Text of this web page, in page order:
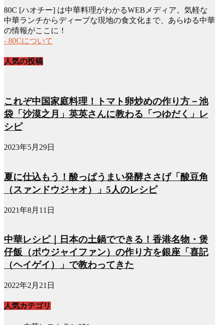
カ
イ
ブ
80C [ハオチー] は中華料理がわかるWEBメディア。気軽な
中華ランチからディープな現地の食文化まで、あらゆる中華
の情報がここに！
- 80Cについて
人気の投稿
これぞ中国家庭料理！トマト卵炒めの作り方－池
袋「沙漠之月」英英さんに教わる「つゆだく」レ
シピ
2023年5月29日
夏に仕込もう！酸っぱうまい発酵ささげ「酸豆角
（スァンドウジャオ）」5人のレシピ
2021年8月11日
中華レシピ｜日本の土鍋でできる！香港名物・煲
仔飯（ボウジャイファン）の作り方を銀座「喜記
（ヘイゲイ）」で教わってきた
2022年2月21日
人気カテゴリ